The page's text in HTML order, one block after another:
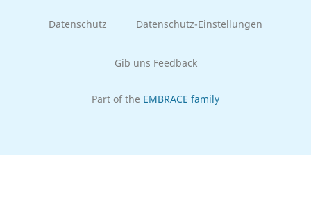
Datenschutz Datenschutz-Einstellungen
Gib uns Feedback
Part of the EMBRACE family